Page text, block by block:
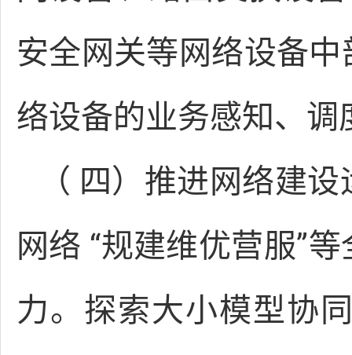
安全网关等网络设备
络设备的业务感知、
（ 四）推进网络建
网络 “规建维优营服”
力。探索大小模型协